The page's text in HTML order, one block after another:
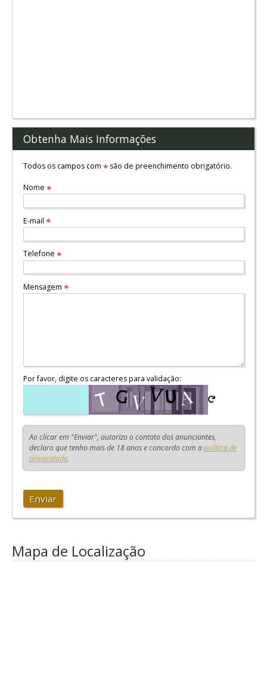
Obtenha Mais Informações
Todos os campos com *são de preenchimento obrigatório.
Nome *
E-mail *
Telefone *
Mensagem *
Por favor, digite os caracteres para validação:
Ao clicar em "Enviar", autorizo o contato dos anunciantes,
declaro que tenho mais de 18 anos e concordo com apolítica de
privacidade.
Enviar
Mapa de Localização